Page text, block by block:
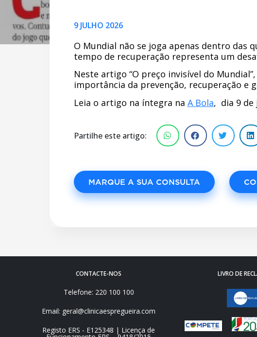
9 JULHO 2026
O Mundial não se joga apenas dentro das
tempo de recuperação representa um
Neste artigo “O preço invisível do
importância da prevenção, recuperação e
Leia o artigo na íntegra na A Bola, dia 9 de
Partilhe este artigo:
MARQUE A SUA CONSULTA
CONTACTE-NOS
Telefone: 220 100 100
Email: geral@clinicaespregueira.com
Registo ERS - E125348 | Licença de
LIVRO DE